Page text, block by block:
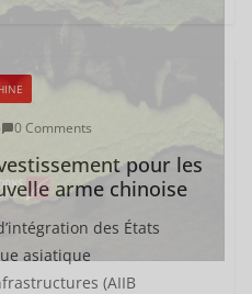
0 Comments
pour les
arme chinoise
des États
asiatique
(AIIB